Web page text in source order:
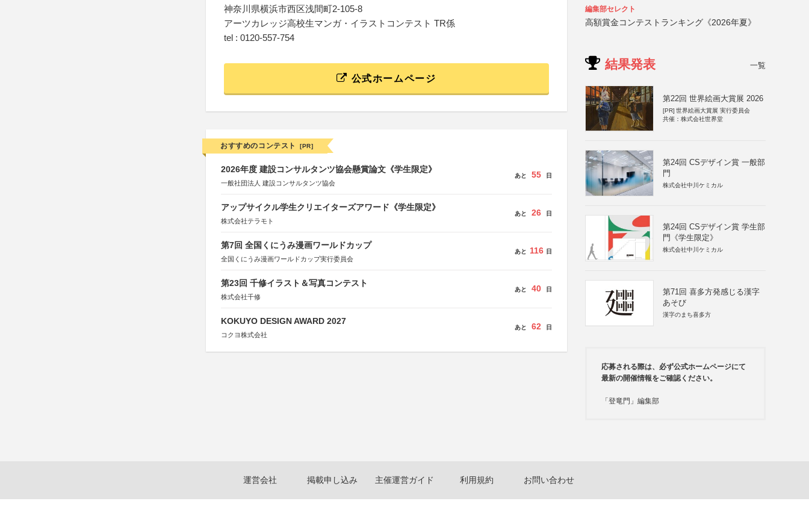
神奈川県横浜市西区浅間町2-105-8
アーツカレッジ高校生マンガ・イラストコンテスト TR係
tel : 0120-557-754
公式ホームページ
おすすめのコンテスト [PR]
2026年度 建設コンサルタンツ協会懸賞論文《学生限定》
一般社団法人 建設コンサルタンツ協会
あと 55 日
アップサイクル学生クリエイターズアワード《学生限定》
株式会社テラモト
あと 26 日
第7回 全国くにうみ漫画ワールドカップ
全国くにうみ漫画ワールドカップ実行委員会
あと 116 日
第23回 千修イラスト＆写真コンテスト
株式会社千修
あと 40 日
KOKUYO DESIGN AWARD 2027
コクヨ株式会社
あと 62 日
編集部セレクト
高額賞金コンテストランキング《2026年夏》
結果発表 一覧
第22回 世界絵画大賞展 2026
[PR] 世界絵画大賞展 実行委員会
共催：株式会社世界堂
第24回 CSデザイン賞 一般部
門
株式会社中川ケミカル
第24回 CSデザイン賞 学生部
門《学生限定》
株式会社中川ケミカル
第71回 喜多方発感じる漢字
あそび
漢字のまち喜多方
応募される際は、必ず公式ホームページにて
最新の開催情報をご確認ください。
「登竜門」編集部
運営会社 掲載申し込み 主催運営ガイド 利用規約 お問い合わせ